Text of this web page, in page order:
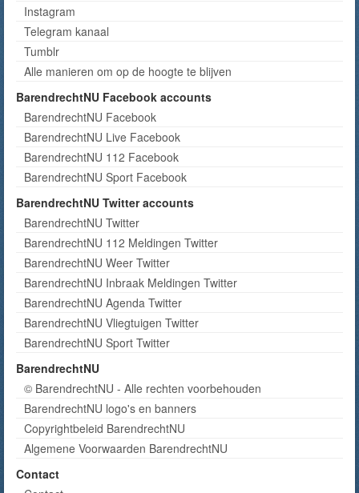
Instagram
Telegram kanaal
Tumblr
Alle manieren om op de hoogte te blijven
BarendrechtNU Facebook accounts
BarendrechtNU Facebook
BarendrechtNU Live Facebook
BarendrechtNU 112 Facebook
BarendrechtNU Sport Facebook
BarendrechtNU Twitter accounts
BarendrechtNU Twitter
BarendrechtNU 112 Meldingen Twitter
BarendrechtNU Weer Twitter
BarendrechtNU Inbraak Meldingen Twitter
BarendrechtNU Agenda Twitter
BarendrechtNU Vliegtuigen Twitter
BarendrechtNU Sport Twitter
BarendrechtNU
© BarendrechtNU - Alle rechten voorbehouden
BarendrechtNU logo's en banners
Copyrightbeleid BarendrechtNU
Algemene Voorwaarden BarendrechtNU
Contact